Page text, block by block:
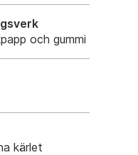
och gummi
kärlet